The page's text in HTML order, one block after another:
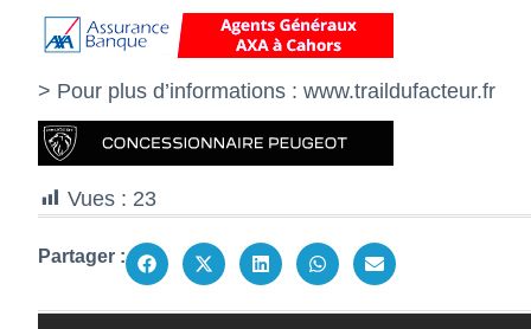
> Pour plus d’informations : www.traildufacteur.fr
Vues : 23
Partager :